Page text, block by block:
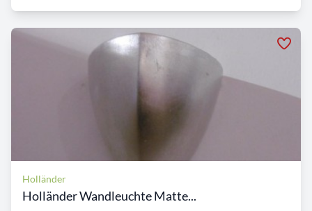
Holländer
Holländer Wandleuchte Matte...